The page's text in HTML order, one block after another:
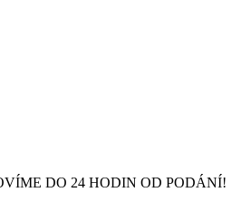
DO 24 HODIN OD PODÁNÍ!